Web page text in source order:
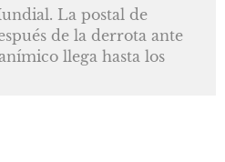
La postal de
de la derrota ante
llega hasta los